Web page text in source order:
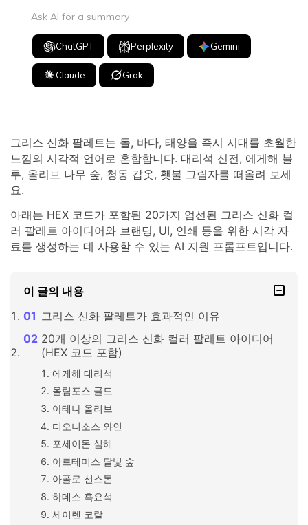
Ask AI for a summary
ChatGPT Perplexity Gemini
Claude Grok
그리스 신화 팔레트는 돌, 바다, 태양을 즉시 시대를 초월한
느낌의 시각적 언어로 혼합합니다. 대리석 신전, 에게해 블
루, 올리브 나무 숲, 청동 갑옷, 횃불 그림자를 떠올려 보세
요.
아래는 HEX 코드가 포함된 20가지 엄선된 그리스 신화 컬
러 팔레트 아이디어와 브랜딩, UI, 인쇄 등을 위한 시각 자
료를 생성하는 데 사용할 수 있는 AI 지원 프롬프트입니다.
이 글의 내용
그리스 신화 팔레트가 효과적인 이유
20개 이상의 그리스 신화 컬러 팔레트 아이디어
(HEX 코드 포함)
에게해 대리석
올림포스 골드
아테나 올리브
디오니소스 와인
포세이돈 심해
아르테미스 달빛 숲
아폴로 선스톤
하데스 흑요석
세이렌 코랄